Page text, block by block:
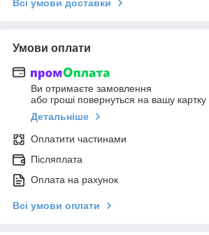
Всі умови доставки
Умови оплати
Ви отримаєте замовлення
або гроші повернуться на вашу картку
Детальніше
Оплатити частинами
Післяплата
Оплата на рахунок
Всі умови оплати